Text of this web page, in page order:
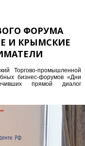
ФОРУМА
И КРЫМСКИЕ
Торгово-промышленной
бизнес-форумов «Дни
прямой диалог